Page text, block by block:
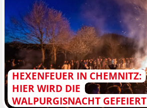
HEXENFEUER IN CHEMNITZ:
HIER WIRD DIE
WALPURGISNACHT GEFEIERT